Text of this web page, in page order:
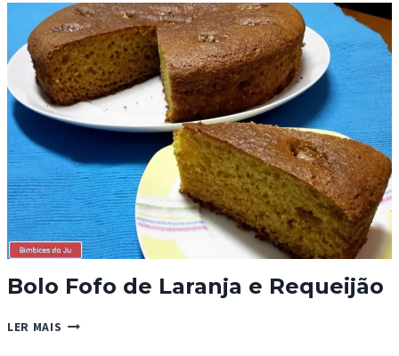
SANDROCAS
Bolo Fofo de Laranja e Requeijão
LER MAIS BOLO